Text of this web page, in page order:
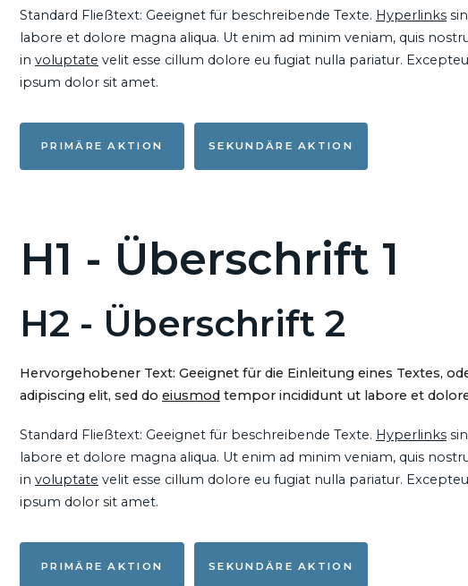
Standard Fließtext: Geeignet für beschreibende Texte. Hyperlinks
labore et dolore magna aliqua. Ut enim ad minim veniam, quis
in voluptate velit esse cillum dolore eu fugiat nulla pariatur.
ipsum dolor sit amet.
PRIMÄRE AKTION SEKUNDÄRE AKTION
H1 - Überschrift 1
H2 - Überschrift 2
Hervorgehobener Text: Geeignet für die Einleitung eines Textes,
adipiscing elit, sed do eiusmod tempor incididunt ut labore et
Standard Fließtext: Geeignet für beschreibende Texte. Hyperlinks
labore et dolore magna aliqua. Ut enim ad minim veniam, quis
in voluptate velit esse cillum dolore eu fugiat nulla pariatur.
ipsum dolor sit amet.
PRIMÄRE AKTION SEKUNDÄRE AKTION